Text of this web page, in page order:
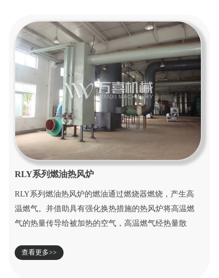
RLY系列燃油热风炉
RLY系列燃油热风炉的燃油通过燃烧器燃烧，产生高
温燃气。并借助具有强化换热措施的热风炉将高温燃
气的热量传导给被加热的空气，高温燃气经热量散
查看更多>>